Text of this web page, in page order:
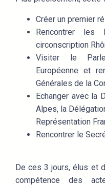
Créer un premier
Rencontrer les
circonscription
Visiter le
Européenne et
Générales de la
Echanger avec la
Alpes, la
Représentation
Rencontrer le
De ces 3 jours, élus et
compétence des